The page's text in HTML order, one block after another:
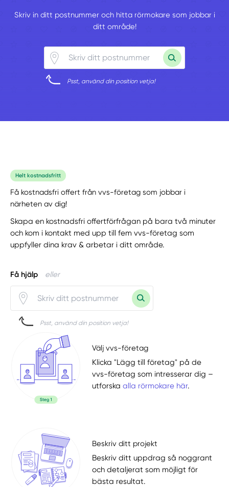
Skriv in ditt postnummer och hitta rörmokare som jobbar i
ditt område!
Psst, använd din position vetja!
Helt kostnadsfritt
Få kostnadsfri offert från vvs-företag som jobbar i
närheten av dig!
Skapa en kostnadsfri offertförfrågan på bara två minuter
och kom i kontakt med upp till fem vvs-företag som
uppfyller dina krav & arbetar i ditt område.
Få hjälp eller
Psst, använd din position vetja!
Välj vvs-företag
Klicka "Lägg till företag" på de
vvs-företag som intresserar dig –
utforskaalla rörmokare här.
Beskriv ditt projekt
Beskriv ditt uppdrag så noggrant
och detaljerat som möjligt för
bästa resultat.